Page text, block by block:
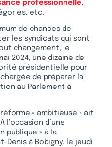
professionnelle,
etc.
de chances de
les syndicats qui sont
changement, le
2024, une dizaine de
présidentielle pour
de préparer la
au Parlement à
« ambitieuse » ait
l’occasion d’une
publique » à la
Denis à Bobigny, le jeudi